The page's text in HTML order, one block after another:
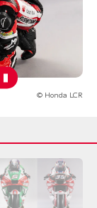
© Honda LCR